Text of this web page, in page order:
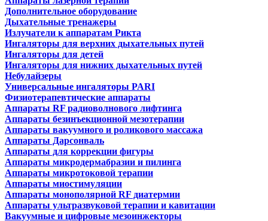
Дополнительное оборудование
Дыхательные тренажеры
Излучатели к аппаратам Рикта
Ингаляторы для верхних дыхательных путей
Ингаляторы для детей
Ингаляторы для нижних дыхательных путей
Небулайзеры
Универсальные ингаляторы PARI
Физиотерапевтические аппараты
Аппараты RF радиоволнового лифтинга
Аппараты безинъекционной мезотерапии
Аппараты вакуумного и роликового массажа
Аппараты Дарсонваль
Аппараты для коррекции фигуры
Аппараты микродермабразии и пилинга
Аппараты микротоковой терапии
Аппараты миостимуляции
Аппараты монополярной RF диатермии
Аппараты ультразвуковой терапии и кавитации
Вакуумные и цифровые мезоинжекторы